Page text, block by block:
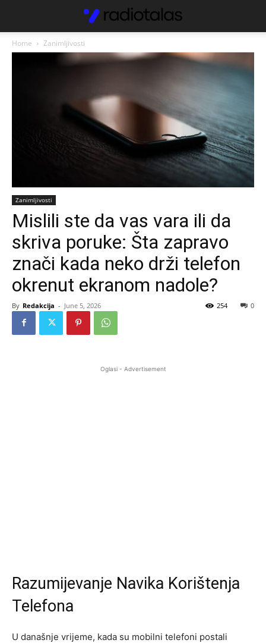
Home Zanimljivosti
Zanimljivosti
Mislili ste da vas vara ili da
skriva poruke: Šta zapravo
znači kada neko drži telefon
okrenut ekranom nadole?
By Redakcija - June 5, 2026 0
254
Oglasi - Advertisement
Razumijevanje Navika Korištenja
Telefona
U današnje vrijeme, kada su mobilni telefoni postali